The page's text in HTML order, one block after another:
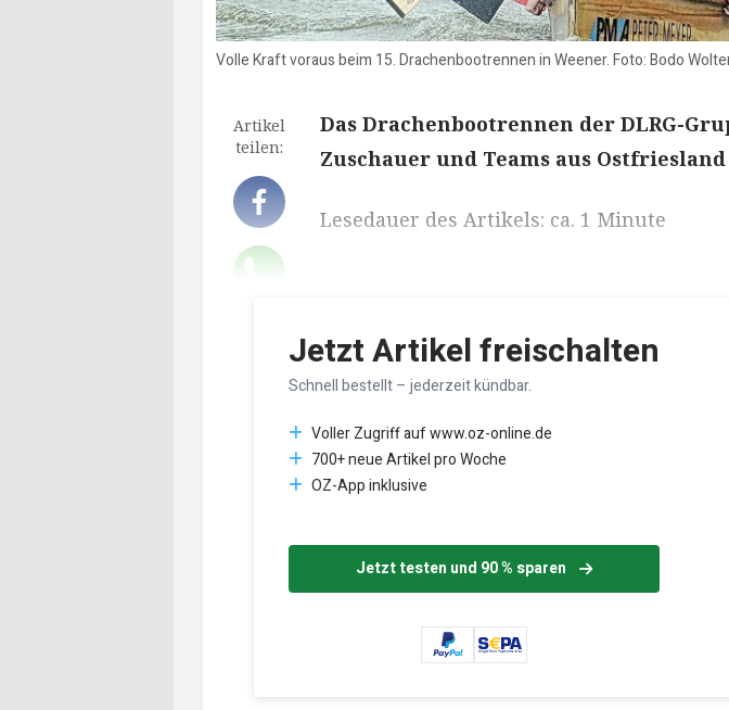
Volle Kraft voraus beim 15. Drachenbootrennen in Weener. Foto: Bodo
Artikel
teilen:
Das Drachenbootrennen der DLRG-
Zuschauer und Teams aus
Lesedauer des Artikels: ca. 1 Minute
Jetzt Artikel freischalten
Schnell bestellt – jederzeit kündbar.
Voller Zugriff auf www.oz-online.de
700+ neue Artikel pro Woche
OZ-App inklusive
Jetzt testen und 90 % sparen